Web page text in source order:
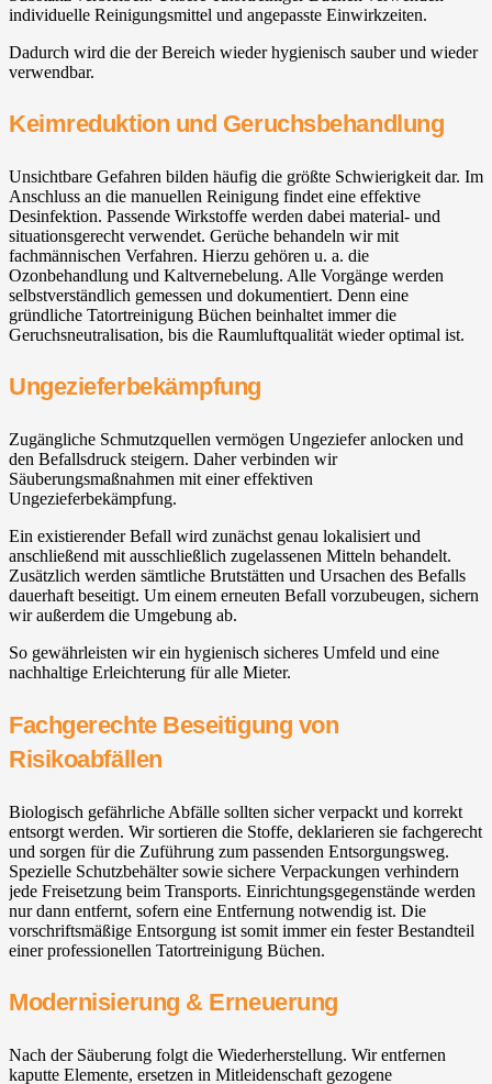
individuelle Reinigungsmittel und angepasste Einwirkzeiten.
Dadurch wird die der Bereich wieder hygienisch sauber und wieder
verwendbar.
Keimreduktion und Geruchsbehandlung
Unsichtbare Gefahren bilden häufig die größte Schwierigkeit dar. Im
Anschluss an die manuellen Reinigung findet eine effektive
Desinfektion. Passende Wirkstoffe werden dabei material- und
situationsgerecht verwendet. Gerüche behandeln wir mit
fachmännischen Verfahren. Hierzu gehören u. a. die
Ozonbehandlung und Kaltvernebelung. Alle Vorgänge werden
selbstverständlich gemessen und dokumentiert. Denn eine
gründliche Tatortreinigung Büchen beinhaltet immer die
Geruchsneutralisation, bis die Raumluftqualität wieder optimal ist.
Ungezieferbekämpfung
Zugängliche Schmutzquellen vermögen Ungeziefer anlocken und
den Befallsdruck steigern. Daher verbinden wir
Säuberungsmaßnahmen mit einer effektiven
Ungezieferbekämpfung.
Ein existierender Befall wird zunächst genau lokalisiert und
anschließend mit ausschließlich zugelassenen Mitteln behandelt.
Zusätzlich werden sämtliche Brutstätten und Ursachen des Befalls
dauerhaft beseitigt. Um einem erneuten Befall vorzubeugen, sichern
wir außerdem die Umgebung ab.
So gewährleisten wir ein hygienisch sicheres Umfeld und eine
nachhaltige Erleichterung für alle Mieter.
Fachgerechte Beseitigung von
Risikoabfällen
Biologisch gefährliche Abfälle sollten sicher verpackt und korrekt
entsorgt werden. Wir sortieren die Stoffe, deklarieren sie fachgerecht
und sorgen für die Zuführung zum passenden Entsorgungsweg.
Spezielle Schutzbehälter sowie sichere Verpackungen verhindern
jede Freisetzung beim Transports. Einrichtungsgegenstände werden
nur dann entfernt, sofern eine Entfernung notwendig ist. Die
vorschriftsmäßige Entsorgung ist somit immer ein fester Bestandteil
einer professionellen Tatortreinigung Büchen.
Modernisierung & Erneuerung
Nach der Säuberung folgt die Wiederherstellung. Wir entfernen
kaputte Elemente, ersetzen in Mitleidenschaft gezogene